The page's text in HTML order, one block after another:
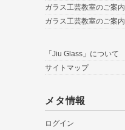
ガラス工芸教室のご案内
ガラス工芸教室のご案内
「Jiu Glass」について
サイトマップ
メタ情報
ログイン